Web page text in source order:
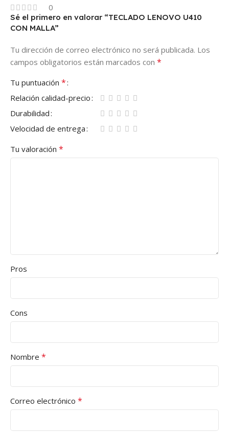
0
Sé el primero en valorar “TECLADO LENOVO U410
CON MALLA”
Tu dirección de correo electrónico no será publicada. Los
campos obligatorios están marcados con *
Tu puntuación *
Relación calidad-precio
Durabilidad
Velocidad de entrega
Tu valoración *
Pros
Cons
Nombre *
Correo electrónico *